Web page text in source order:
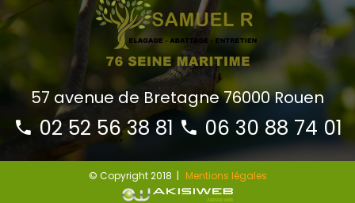
57 avenue de Bretagne 76000 Rouen
02 52 56 38 81 06 30 88 74 01
© Copyright 2018 | Mentions légales